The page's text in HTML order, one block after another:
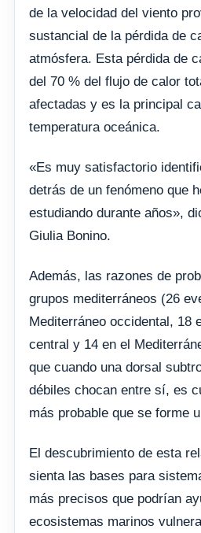
de la velocidad del viento
sustancial de la pérdida de
atmósfera. Esta pérdida de
del 70 % del flujo de calor
afectadas y es la principal
temperatura oceánica.
«Es muy satisfactorio
detrás de un fenómeno que
estudiando durante años»,
Giulia Bonino.
Además, las razones de
grupos mediterráneos (26
Mediterráneo occidental, 18
central y 14 en el
que cuando una dorsal
débiles chocan entre sí, es
más probable que se forme
El descubrimiento de esta
sienta las bases para
más precisos que podrían
ecosistemas marinos